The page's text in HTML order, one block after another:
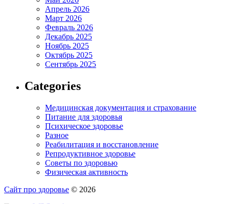
Апрель 2026
Март 2026
Февраль 2026
Декабрь 2025
Ноябрь 2025
Октябрь 2025
Сентябрь 2025
Categories
Медицинская документация и страхование
Питание для здоровья
Психическое здоровье
Разное
Реабилитация и восстановление
Репродуктивное здоровье
Советы по здоровью
Физическая активность
Сайт про здоровье © 2026